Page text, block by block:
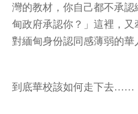
灣的教材，你自己都不承
甸政府承認你？」這裡，
對緬甸身份認同感薄弱的華
到底華校該如何走下去……